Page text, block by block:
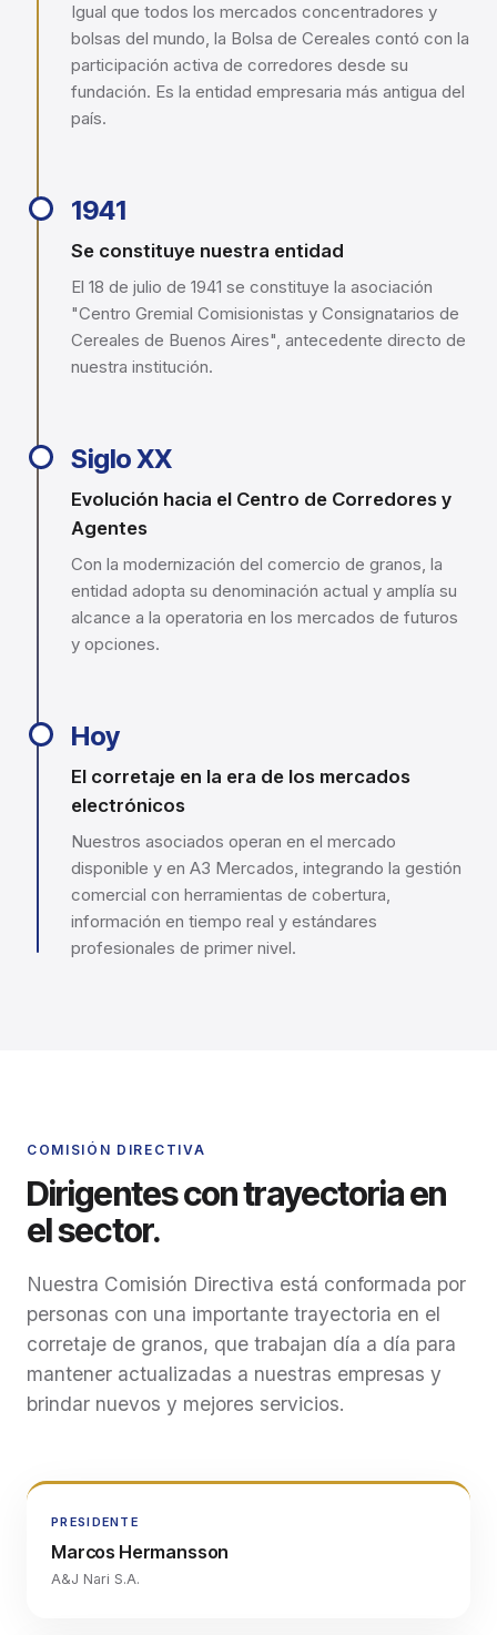
Igual que todos los mercados concentradores y
bolsas del mundo, la Bolsa de Cereales contó con la
participación activa de corredores desde su
fundación. Es la entidad empresaria más antigua del
país.
1941
Se constituye nuestra entidad
El 18 de julio de 1941 se constituye la asociación
"Centro Gremial Comisionistas y Consignatarios de
Cereales de Buenos Aires", antecedente directo de
nuestra institución.
Siglo XX
Evolución hacia el Centro de Corredores y
Agentes
Con la modernización del comercio de granos, la
entidad adopta su denominación actual y amplía su
alcance a la operatoria en los mercados de futuros
y opciones.
Hoy
El corretaje en la era de los mercados
electrónicos
Nuestros asociados operan en el mercado
disponible y en A3 Mercados, integrando la gestión
comercial con herramientas de cobertura,
información en tiempo real y estándares
profesionales de primer nivel.
COMISIÓN DIRECTIVA
Dirigentes con trayectoria en
el sector.
Nuestra Comisión Directiva está conformada por
personas con una importante trayectoria en el
corretaje de granos, que trabajan día a día para
mantener actualizadas a nuestras empresas y
brindar nuevos y mejores servicios.
PRESIDENTE
Marcos Hermansson
A&J Nari S.A.